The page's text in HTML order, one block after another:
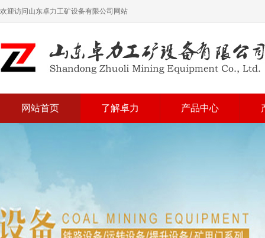
欢迎访问山东卓力工矿设备有限公司网站
网站首页 了解卓力 产品中心